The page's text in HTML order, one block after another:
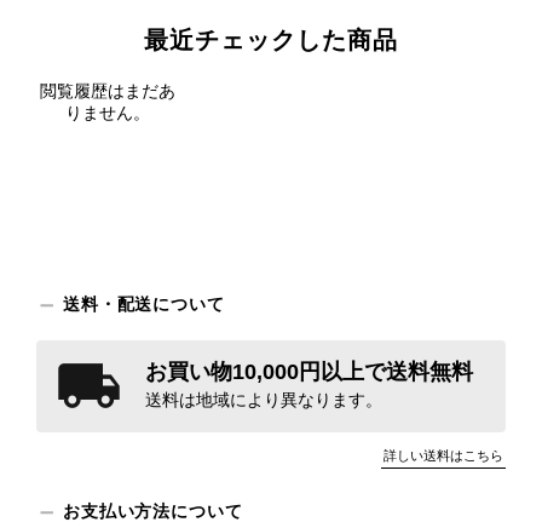
最近チェックした商品
閲覧履歴はまだあ
りません。
送料・配送について
お買い物10,000円以上で送料無料
送料は地域により異なります。
詳しい送料はこちら
お支払い方法について